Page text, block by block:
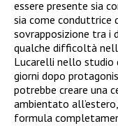
essere presente sia
sia come conduttrice
sovrapposizione tra i
qualche difficoltà
Lucarelli nello studio
giorni dopo
potrebbe creare una
ambientato
formula